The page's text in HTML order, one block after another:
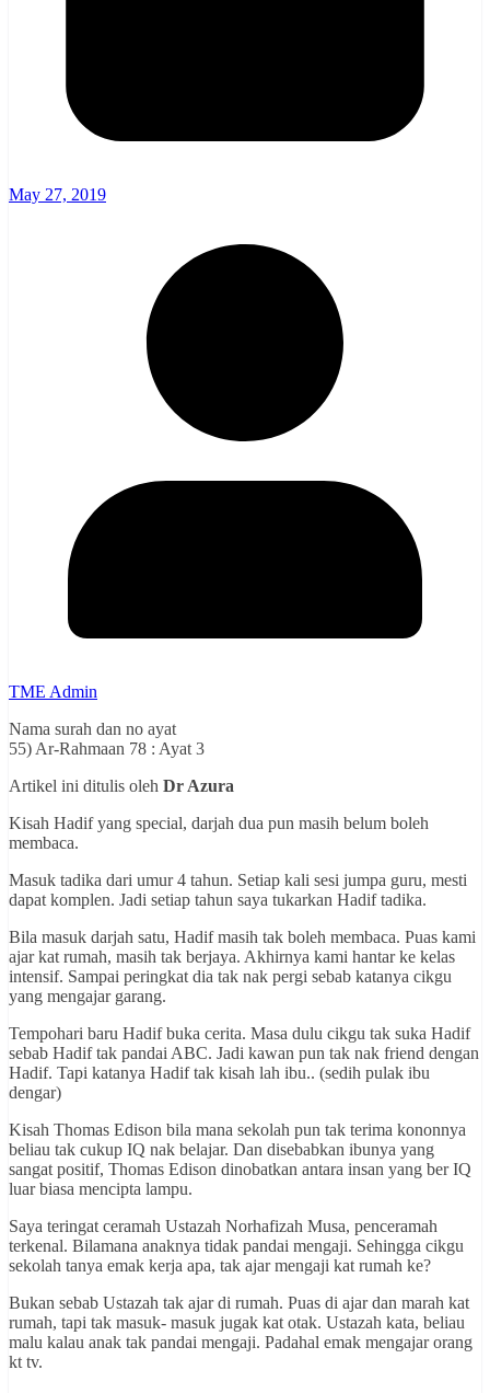
May 27, 2019
TME Admin
Nama surah dan no ayat
55) Ar-Rahmaan 78 : Ayat 3
Artikel ini ditulis oleh Dr Azura
Kisah Hadif yang special, darjah dua pun masih belum boleh
membaca.
Masuk tadika dari umur 4 tahun. Setiap kali sesi jumpa guru, mesti
dapat komplen. Jadi setiap tahun saya tukarkan Hadif tadika.
Bila masuk darjah satu, Hadif masih tak boleh membaca. Puas kami
ajar kat rumah, masih tak berjaya. Akhirnya kami hantar ke kelas
intensif. Sampai peringkat dia tak nak pergi sebab katanya cikgu
yang mengajar garang.
Tempohari baru Hadif buka cerita. Masa dulu cikgu tak suka Hadif
sebab Hadif tak pandai ABC. Jadi kawan pun tak nak friend dengan
Hadif. Tapi katanya Hadif tak kisah lah ibu.. (sedih pulak ibu
dengar)
Kisah Thomas Edison bila mana sekolah pun tak terima kononnya
beliau tak cukup IQ nak belajar. Dan disebabkan ibunya yang
sangat positif, Thomas Edison dinobatkan antara insan yang ber IQ
luar biasa mencipta lampu.
Saya teringat ceramah Ustazah Norhafizah Musa, penceramah
terkenal. Bilamana anaknya tidak pandai mengaji. Sehingga cikgu
sekolah tanya emak kerja apa, tak ajar mengaji kat rumah ke?
Bukan sebab Ustazah tak ajar di rumah. Puas di ajar dan marah kat
rumah, tapi tak masuk- masuk jugak kat otak. Ustazah kata, beliau
malu kalau anak tak pandai mengaji. Padahal emak mengajar orang
kt tv.